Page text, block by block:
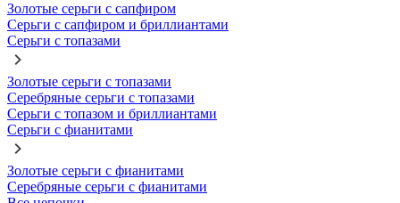
Золотые серьги с сапфиром
Серьги с сапфиром и бриллиантами
Серьги с топазами
Золотые серьги с топазами
Серебряные серьги с топазами
Серьги с топазом и бриллиантами
Серьги с фианитами
Золотые серьги с фианитами
Серебряные серьги с фианитами